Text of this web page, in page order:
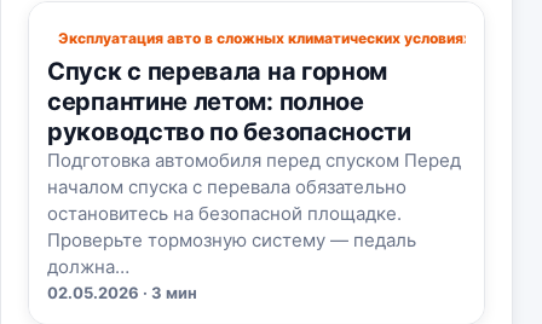
Эксплуатация авто в сложных климатических условиях
Спуск с перевала на горном
серпантине летом: полное
руководство по безопасности
Подготовка автомобиля перед спуском Перед
началом спуска с перевала обязательно
остановитесь на безопасной площадке.
Проверьте тормозную систему — педаль
должна…
02.05.2026 · 3 мин